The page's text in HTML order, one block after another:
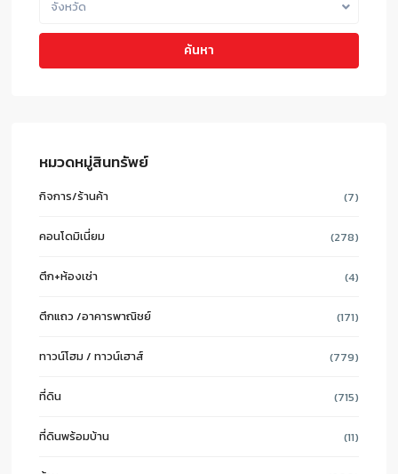
จังหวัด
ค้นหา
หมวดหมู่สินทรัพย์
กิจการ/ร้านค้า (7)
คอนโดมิเนี่ยม (278)
ตึก+ห้องเช่า (4)
ตึกแถว /อาคารพาณิชย์ (171)
ทาวน์โฮม / ทาวน์เฮาส์ (779)
ที่ดิน (715)
ที่ดินพร้อมบ้าน (11)